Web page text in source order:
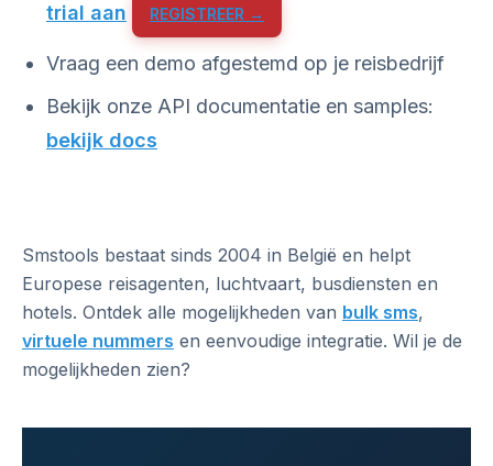
trial aan
REGISTREER →
Vraag een demo afgestemd op je reisbedrijf
Bekijk onze API documentatie en samples:
bekijk docs
Smstools bestaat sinds 2004 in België en helpt
Europese reisagenten, luchtvaart, busdiensten en
hotels. Ontdek alle mogelijkheden van bulk sms,
virtuele nummers en eenvoudige integratie. Wil je de
mogelijkheden zien?